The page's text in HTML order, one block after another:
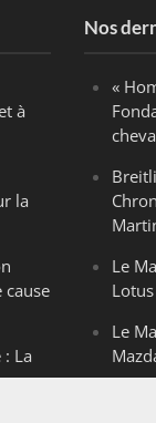
à
la
cause
La
Nos
«
Le
Lotus
Le